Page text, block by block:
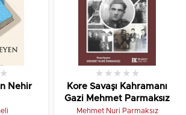
değiştirecek acı ve hüzün dolu
olduğu kadar, büyük bir
Nehir
★
Kore Savaşı Kahramanı
Gazi Mehmet Parmaksız
★ ★ ★ ★ ★
Mehmet Nuri Parmaksız